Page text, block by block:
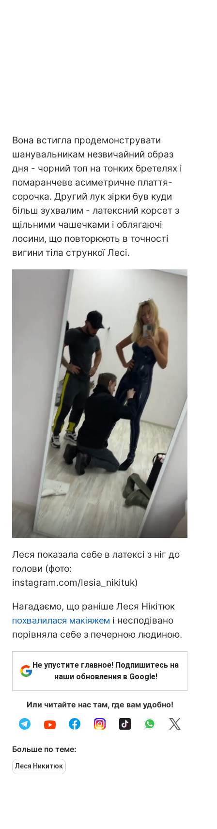
Вона встигла продемонструвати
шанувальникам незвичайний образ
дня - чорний топ на тонких бретелях і
помаранчеве асиметричне плаття-
сорочка. Другий лук зірки був куди
більш зухвалим - латексний корсет з
щільними чашечками і облягаючі
лосини, що повторюють в точності
вигини тіла стрункої Лесі.
Леся показала себе в латексі з ніг до
голови (фото:
instagram.com/lesia_nikituk)
Нагадаємо, що раніше Леся Нікітюк
похвалилася макіяжем і несподівано
порівняла себе з печерною людиною.
Не упустите главное! Подпишитесь на
наши обновления в Google!
Или читайте нас там, где вам удобно!
Больше по теме:
Леся Никитюк